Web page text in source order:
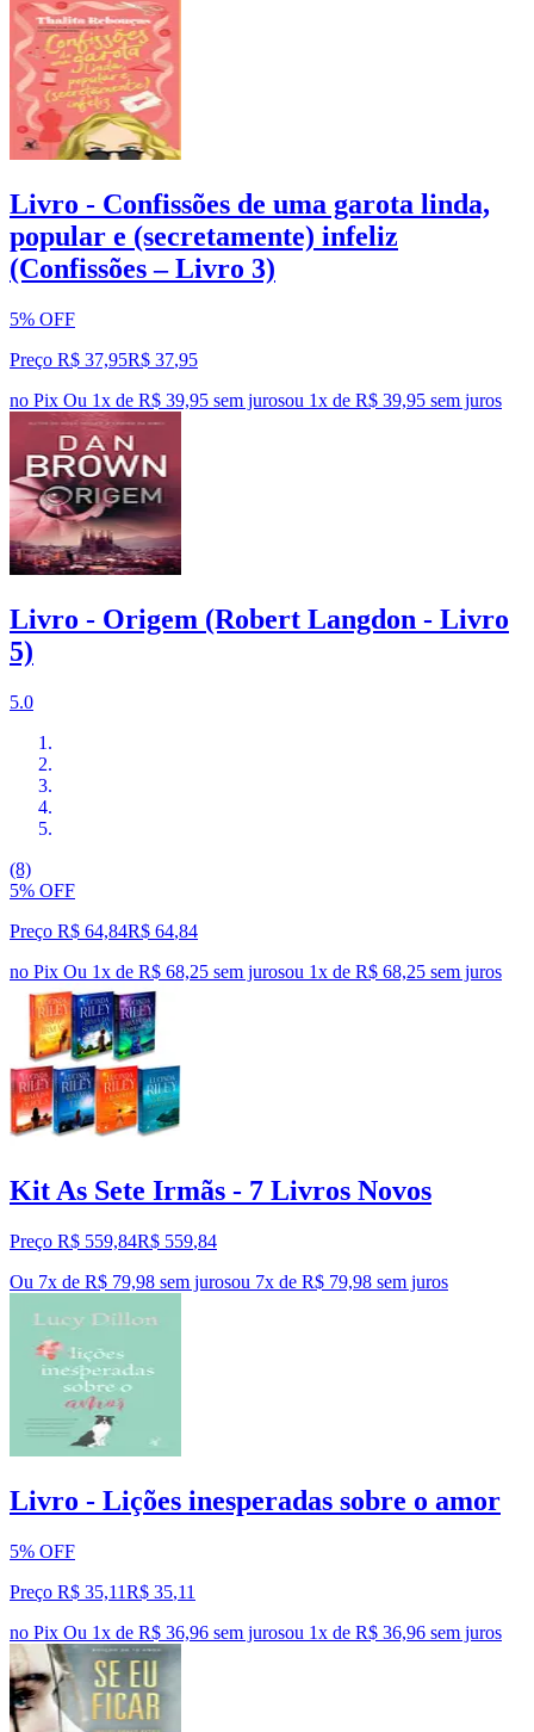
Livro - Confissões de uma garota linda,
popular e (secretamente) infeliz
(Confissões – Livro 3)
5% OFF
Preço R$ 37,95R$ 37,95
no Pix Ou 1x de R$ 39,95 sem jurosou 1x de R$ 39,95 sem juros
Livro - Origem (Robert Langdon - Livro
5)
5.0
(8)
5% OFF
Preço R$ 64,84R$ 64,84
no Pix Ou 1x de R$ 68,25 sem jurosou 1x de R$ 68,25 sem juros
Kit As Sete Irmãs - 7 Livros Novos
Preço R$ 559,84R$ 559,84
Ou 7x de R$ 79,98 sem jurosou 7x de R$ 79,98 sem juros
Livro - Lições inesperadas sobre o amor
5% OFF
Preço R$ 35,11R$ 35,11
no Pix Ou 1x de R$ 36,96 sem jurosou 1x de R$ 36,96 sem juros